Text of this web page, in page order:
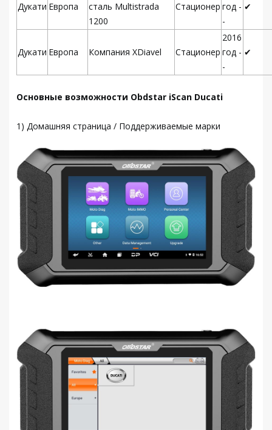
Дукати Европа
сталь Multistrada
1200
Стационер год -
-
✔
Дукати Европа Компания XDiavel Стационер
2016
год -
-
✔
Основные возможности Obdstar iScan Ducati
1) Домашняя страница / Поддерживаемые марки